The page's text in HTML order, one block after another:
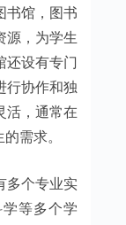
书馆，图书
源，为学生
还设有专门
行协作和独
活，通常在
需求。
多个专业实
等多个学